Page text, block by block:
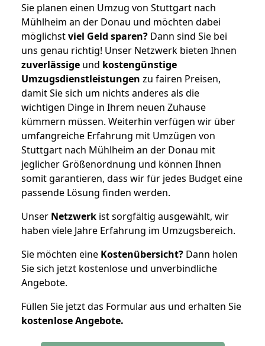
Sie planen einen Umzug von Stuttgart nach
Mühlheim an der Donau und möchten dabei
möglichstviel Geld sparen? Dann sind Sie bei
uns genau richtig! Unser Netzwerk bieten Ihnen
zuverlässige und kostengünstige
Umzugsdienstleistungen zu fairen Preisen,
damit Sie sich um nichts anderes als die
wichtigen Dinge in Ihrem neuen Zuhause
kümmern müssen. Weiterhin verfügen wir über
umfangreiche Erfahrung mit Umzügen von
Stuttgart nach Mühlheim an der Donau mit
jeglicher Größenordnung und können Ihnen
somit garantieren, dass wir für jedes Budget eine
passende Lösung finden werden.
Unser Netzwerk ist sorgfältig ausgewählt, wir
haben viele Jahre Erfahrung im Umzugsbereich.
Sie möchten eine Kostenübersicht? Dann holen
Sie sich jetzt kostenlose und unverbindliche
Angebote.
Füllen Sie jetzt das Formular aus und erhalten Sie
kostenloseAngebote.